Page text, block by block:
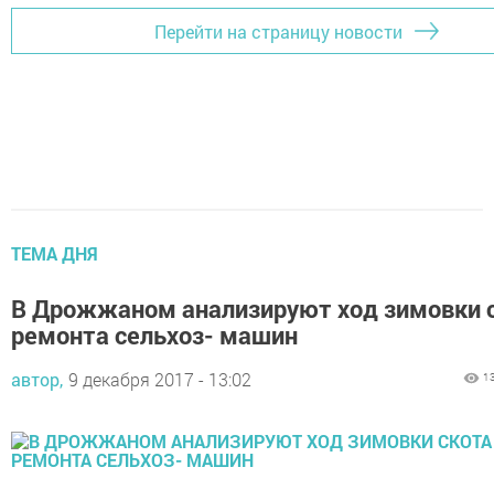
Перейти на страницу новости
ТЕМА ДНЯ
В Дрожжаном анализируют ход зимовки
ремонта сельхоз- машин
автор, 9 декабря 2017 - 13:02